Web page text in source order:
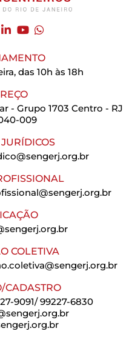
das 10h às 18h
- Grupo 1703 Centro - RJ
009
COLETIVA
CADASTRO
9091/ 99227-6830